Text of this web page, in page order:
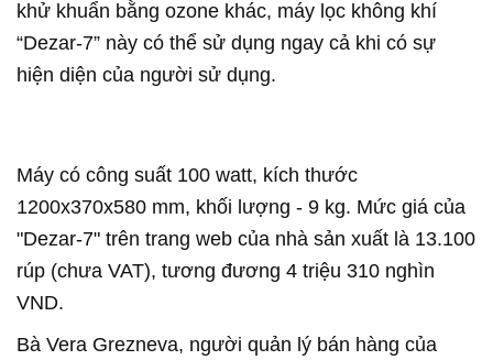
khử khuẩn bằng ozone khác, máy lọc không khí
“Dezar-7” này có thể sử dụng ngay cả khi có sự
hiện diện của người sử dụng.
Máy có công suất 100 watt, kích thước
1200x370x580 mm, khối lượng - 9 kg. Mức giá của
"Dezar-7" trên trang web của nhà sản xuất là 13.100
rúp (chưa VAT), tương đương 4 triệu 310 nghìn
VND.
Bà Vera Grezneva, người quản lý bán hàng của